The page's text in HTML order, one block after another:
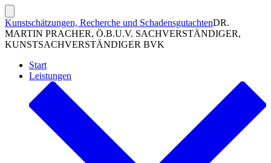
Zum
Inhalt
springen
Suche
ein-/ausblenden
Kunstschätzungen, Recherche und SchadensgutachtenDR.
MARTIN PRACHER, Ö.B.U.V. SACHVERSTÄNDIGER,
KUNSTSACHVERSTÄNDIGER BVK
Start
Leistungen